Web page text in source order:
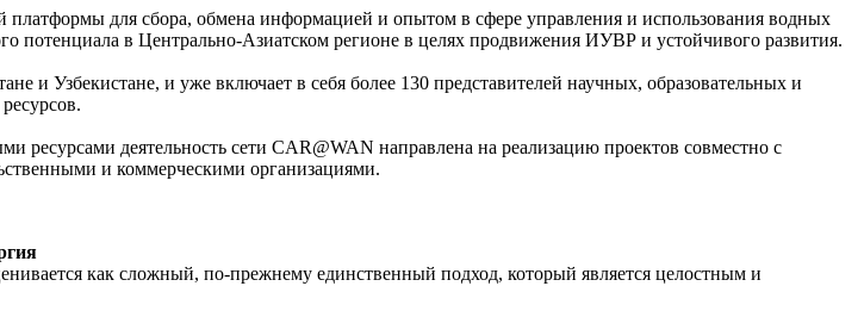
для сбора, обмена информацией и опытом в сфере управления и использования водных
потенциала в Центрально-Азиатском регионе в целях продвижения ИУВР и устойчивого развития.
и Узбекистане, и уже включает в себя более 130 представителей научных, образовательных и
деятельность сети CAR@WAN направлена на реализацию проектов совместно с
и коммерческими организациями.
как сложный, по-прежнему единственный подход, который является целостным и